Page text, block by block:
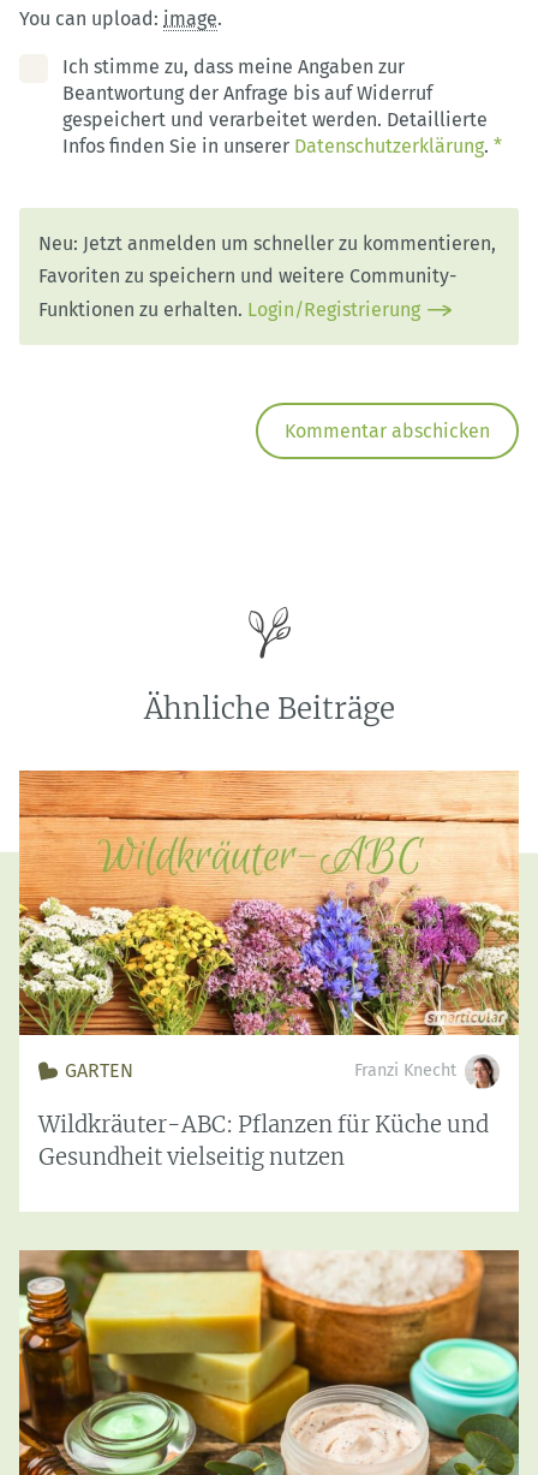
Ich stimme zu, dass meine Angaben zur
Beantwortung der Anfrage bis auf Widerruf
gespeichert und verarbeitet werden. Detaillierte
Infos finden Sie in unserer Datenschutzerklärung. *
You can upload: image.
Neu: Jetzt anmelden um schneller zu kommentieren,
Favoriten zu speichern und weitere Community-
Funktionen zu erhalten. Login/Registrierung
Ähnliche Beiträge
GARTEN Franzi Knecht
Wildkräuter-ABC: Pflanzen für Küche und
Gesundheit vielseitig nutzen